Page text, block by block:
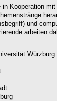
Kooperation
und
arbeiten
Würzburg